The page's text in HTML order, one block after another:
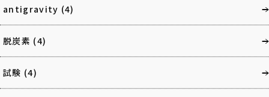
antigravity (4)
脱炭素 (4)
試験 (4)